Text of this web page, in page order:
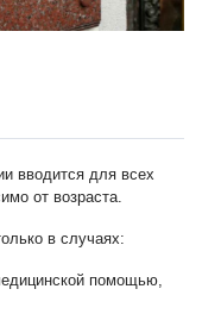
вводится для всех
от возраста.
в случаях:
помощью,